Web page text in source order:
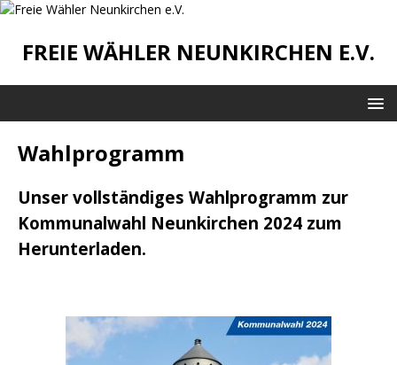
FREIE WÄHLER NEUNKIRCHEN E.V.
Wahlprogramm
Unser vollständiges Wahlprogramm zur
Kommunalwahl Neunkirchen 2024 zum
Herunterladen.